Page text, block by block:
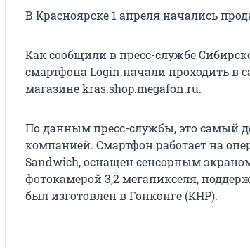
В Красноярске 1 апреля начались
Как сообщили в пресс-службе
смартфона Login начали проходить в
магазине kras.shop.megafon.ru.
По данным пресс-службы, это
компанией. Смартфон работает на
Sandwich, оснащен сенсорным
фотокамерой 3,2 мегапикселя,
был изготовлен в Гонконге (КНР).